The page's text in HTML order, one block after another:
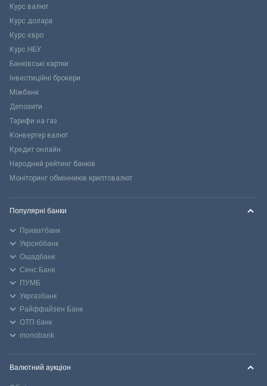
Курс валют
Курс долара
Курс євро
Курс НБУ
Банківські картки
Інвестиційні брокери
Міжбанк
Депозити
Тарифи на газ
Конвертер валют
Кредит онлайн
Народний рейтинг банків
Моніторинг обмінників криптовалют
Популярні банки
Приватбанк
Укрсиббанк
Ощадбанк
Сенс Банк
ПУМБ
Укргазбанк
Райффайзен Банк
ОТП банк
monobank
Валютний аукціон